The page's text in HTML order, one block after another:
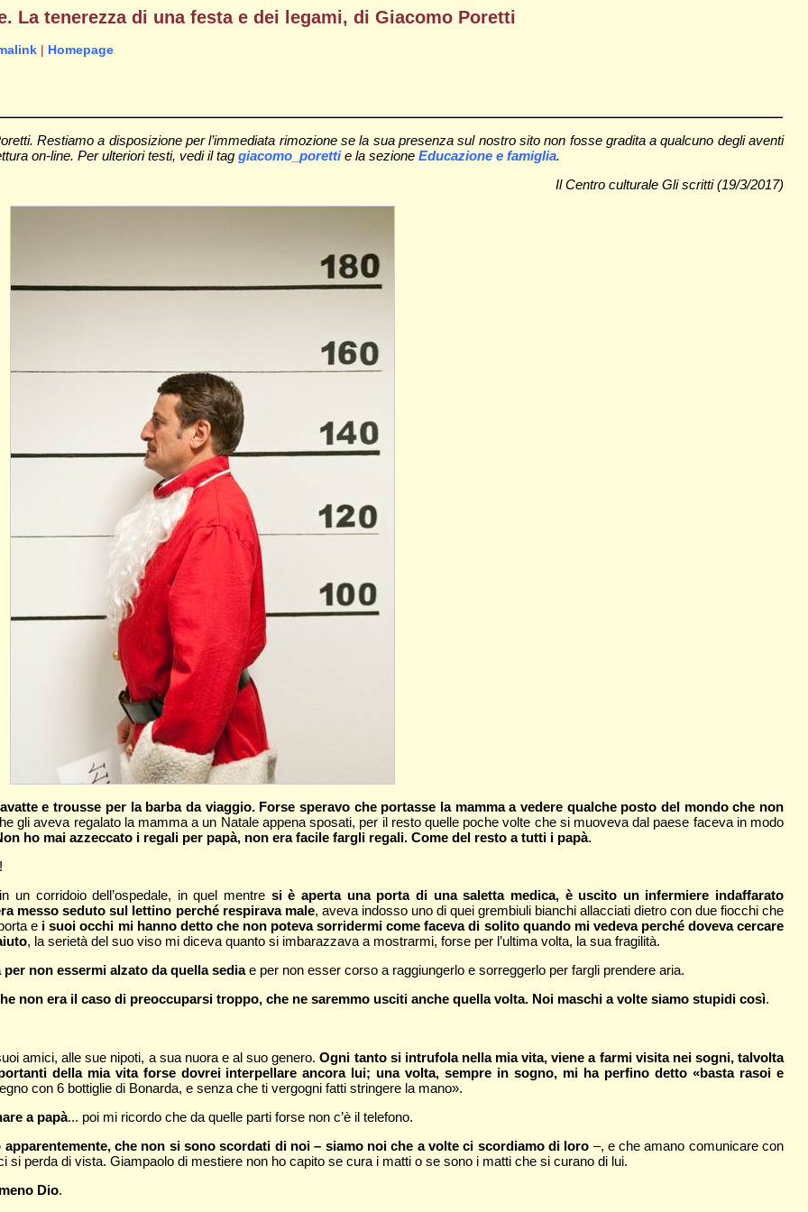
La tenerezza di una festa e dei legami, di Giacomo Poretti
| Homepage
Restiamo a disposizione per l’immediata rimozione se la sua presenza sul nostro sito non fosse gradita a qualcuno degli aventi
on-line. Per ulteriori testi, vedi il tag giacomo_porettie la sezione Educazione e famiglia.
Il Centro culturale Gli scritti (19/3/2017)
e trousse per la barba da viaggio. Forse speravo che portasse la mamma a vedere qualche posto del mondo che non
gli aveva regalato la mamma a un Natale appena sposati, per il resto quelle poche volte che si muoveva dal paese faceva in modo
ho mai azzeccato i regali per papà, non era facile fargli regali. Come del resto a tutti i papà.
un corridoio dell’ospedale, in quel mentre si è aperta una porta di una saletta medica, è uscito un infermiere indaffarato
messo seduto sul lettino perché respirava male, aveva indosso uno di quei grembiuli bianchi allacciati dietro con due fiocchi che
e i suoi occhi mi hanno detto che non poteva sorridermi come faceva di solito quando mi vedeva perché doveva cercare
, la serietà del suo viso mi diceva quanto si imbarazzava a mostrarmi, forse per l’ultima volta, la sua fragilità.
non essermi alzato da quella sediae per non esser corso a raggiungerlo e sorreggerlo per fargli prendere aria.
non era il caso di preoccuparsi troppo, che ne saremmo usciti anche quella volta. Noi maschi a volte siamo stupidi così.
amici, alle sue nipoti, a sua nuora e al suo genero.Ogni tanto si intrufola nella mia vita, viene a farmi visita nei sogni, talvolta
della mia vita forse dovrei interpellare ancora lui; una volta, sempre in sogno, mi ha perfino detto «basta rasoi e
con 6 bottiglie di Bonarda, e senza che ti vergogni fatti stringere la mano».
a papà... poi mi ricordo che da quelle parti forse non c’è il telefono.
che non si sono scordati di noi – siamo noi che a volte ci scordiamo di loro –, e che amano comunicare con
si perda di vista. Giampaolo di mestiere non ho capito se cura i matti o se sono i matti che si curano di lui.
Dio.